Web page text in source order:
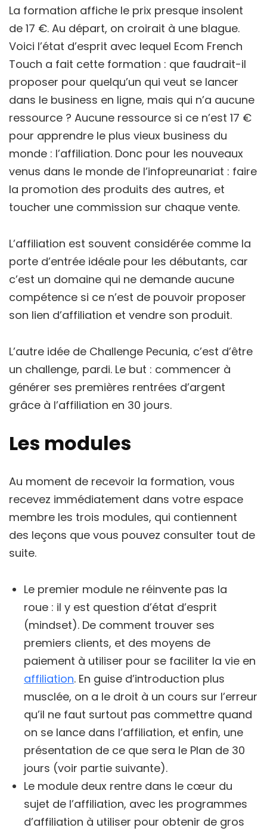
La formation affiche le prix presque insolent
de 17 €. Au départ, on croirait à une blague.
Voici l’état d’esprit avec lequel Ecom French
Touch a fait cette formation : que faudrait-il
proposer pour quelqu’un qui veut se lancer
dans le business en ligne, mais qui n’a aucune
ressource ? Aucune ressource si ce n’est 17 €
pour apprendre le plus vieux business du
monde : l’affiliation. Donc pour les nouveaux
venus dans le monde de l’infopreunariat : faire
la promotion des produits des autres, et
toucher une commission sur chaque vente.
L’affiliation est souvent considérée comme la
porte d’entrée idéale pour les débutants, car
c’est un domaine qui ne demande aucune
compétence si ce n’est de pouvoir proposer
son lien d’affiliation et vendre son produit.
L’autre idée de Challenge Pecunia, c’est d’être
un challenge, pardi. Le but : commencer à
générer ses premières rentrées d’argent
grâce à l’affiliation en 30 jours.
Les modules
Au moment de recevoir la formation, vous
recevez immédiatement dans votre espace
membre les trois modules, qui contiennent
des leçons que vous pouvez consulter tout de
suite.
Le premier module ne réinvente pas la
roue : il y est question d’état d’esprit
(mindset). De comment trouver ses
premiers clients, et des moyens de
paiement à utiliser pour se faciliter la vie en
affiliation. En guise d’introduction plus
musclée, on a le droit à un cours sur l’erreur
qu’il ne faut surtout pas commettre quand
on se lance dans l’affiliation, et enfin, une
présentation de ce que sera le Plan de 30
jours (voir partie suivante).
Le module deux rentre dans le cœur du
sujet de l’affiliation, avec les programmes
d’affiliation à utiliser pour obtenir de gros